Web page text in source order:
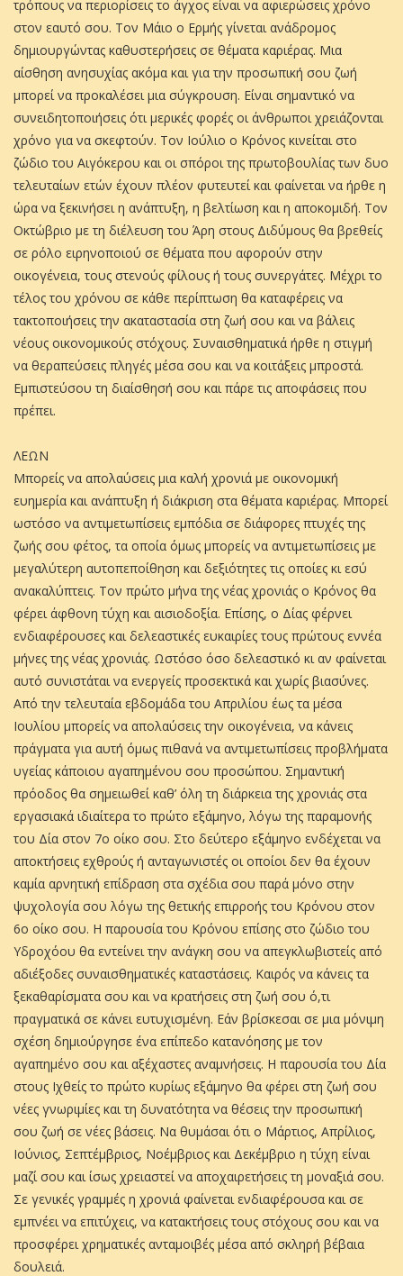
τρόπους να περιορίσεις το άγχος είναι να αφιερώσεις χρόνο
στον εαυτό σου. Τον Μάιο ο Ερμής γίνεται ανάδρομος
δημιουργώντας καθυστερήσεις σε θέματα καριέρας. Μια
αίσθηση ανησυχίας ακόμα και για την προσωπική σου ζωή
μπορεί να προκαλέσει μια σύγκρουση. Είναι σημαντικό να
συνειδητοποιήσεις ότι μερικές φορές οι άνθρωποι χρειάζονται
χρόνο για να σκεφτούν. Τον Ιούλιο ο Κρόνος κινείται στο
ζώδιο του Αιγόκερου και οι σπόροι της πρωτοβουλίας των δυο
τελευταίων ετών έχουν πλέον φυτευτεί και φαίνεται να ήρθε η
ώρα να ξεκινήσει η ανάπτυξη, η βελτίωση και η αποκομιδή. Τον
Οκτώβριο με τη διέλευση του Άρη στους Διδύμους θα βρεθείς
σε ρόλο ειρηνοποιού σε θέματα που αφορούν στην
οικογένεια, τους στενούς φίλους ή τους συνεργάτες. Μέχρι το
τέλος του χρόνου σε κάθε περίπτωση θα καταφέρεις να
τακτοποιήσεις την ακαταστασία στη ζωή σου και να βάλεις
νέους οικονομικούς στόχους. Συναισθηματικά ήρθε η στιγμή
να θεραπεύσεις πληγές μέσα σου και να κοιτάξεις μπροστά.
Εμπιστεύσου τη διαίσθησή σου και πάρε τις αποφάσεις που
πρέπει.
ΛΕΩΝ
Μπορείς να απολαύσεις μια καλή χρονιά με οικονομική
ευημερία και ανάπτυξη ή διάκριση στα θέματα καριέρας. Μπορεί
ωστόσο να αντιμετωπίσεις εμπόδια σε διάφορες πτυχές της
ζωής σου φέτος, τα οποία όμως μπορείς να αντιμετωπίσεις με
μεγαλύτερη αυτοπεποίθηση και δεξιότητες τις οποίες κι εσύ
ανακαλύπτεις. Τον πρώτο μήνα της νέας χρονιάς ο Κρόνος θα
φέρει άφθονη τύχη και αισιοδοξία. Επίσης, ο Δίας φέρνει
ενδιαφέρουσες και δελεαστικές ευκαιρίες τους πρώτους εννέα
μήνες της νέας χρονιάς. Ωστόσο όσο δελεαστικό κι αν φαίνεται
αυτό συνιστάται να ενεργείς προσεκτικά και χωρίς βιασύνες.
Από την τελευταία εβδομάδα του Απριλίου έως τα μέσα
Ιουλίου μπορείς να απολαύσεις την οικογένεια, να κάνεις
πράγματα για αυτή όμως πιθανά να αντιμετωπίσεις προβλήματα
υγείας κάποιου αγαπημένου σου προσώπου. Σημαντική
πρόοδος θα σημειωθεί καθ’ όλη τη διάρκεια της χρονιάς στα
εργασιακά ιδιαίτερα το πρώτο εξάμηνο, λόγω της παραμονής
του Δία στον 7ο οίκο σου. Στο δεύτερο εξάμηνο ενδέχεται να
αποκτήσεις εχθρούς ή ανταγωνιστές οι οποίοι δεν θα έχουν
καμία αρνητική επίδραση στα σχέδια σου παρά μόνο στην
ψυχολογία σου λόγω της θετικής επιρροής του Κρόνου στον
6ο οίκο σου. Η παρουσία του Κρόνου επίσης στο ζώδιο του
Υδροχόου θα εντείνει την ανάγκη σου να απεγκλωβιστείς από
αδιέξοδες συναισθηματικές καταστάσεις. Καιρός να κάνεις τα
ξεκαθαρίσματα σου και να κρατήσεις στη ζωή σου ό,τι
πραγματικά σε κάνει ευτυχισμένη. Εάν βρίσκεσαι σε μια μόνιμη
σχέση δημιούργησε ένα επίπεδο κατανόησης με τον
αγαπημένο σου και αξέχαστες αναμνήσεις. Η παρουσία του Δία
στους Ιχθείς το πρώτο κυρίως εξάμηνο θα φέρει στη ζωή σου
νέες γνωριμίες και τη δυνατότητα να θέσεις την προσωπική
σου ζωή σε νέες βάσεις. Να θυμάσαι ότι ο Μάρτιος, Απρίλιος,
Ιούνιος, Σεπτέμβριος, Νοέμβριος και Δεκέμβριο η τύχη είναι
μαζί σου και ίσως χρειαστεί να αποχαιρετήσεις τη μοναξιά σου.
Σε γενικές γραμμές η χρονιά φαίνεται ενδιαφέρουσα και σε
εμπνέει να επιτύχεις, να κατακτήσεις τους στόχους σου και να
προσφέρει χρηματικές ανταμοιβές μέσα από σκληρή βέβαια
δουλειά.